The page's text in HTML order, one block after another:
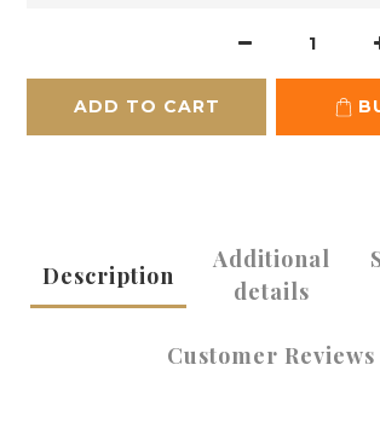
ADD TO CART
Description
Additional
details
Customer Reviews